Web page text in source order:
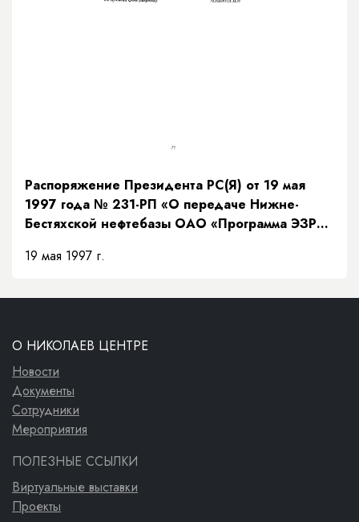
Распоряжение Президента РС(Я) от 19 мая
1997 года № 231-РП «О передаче Нижне-
Бестяхской нефтебазы ОАО «Программа ЭЗР
19 мая 1997 г.
О НИКОЛАЕВ ЦЕНТРЕ
Новости
Документы
Сотрудники
Мероприятия
ПОЛЕЗНЫЕ ССЫЛКИ
Виртуальные выставки
Проекты